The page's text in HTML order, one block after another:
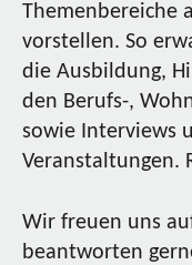
Themenbereiche
vorstellen. So
die Ausbildung,
den Berufs-,
sowie Interviews
Veranstaltungen.
Wir freuen uns
beantworten